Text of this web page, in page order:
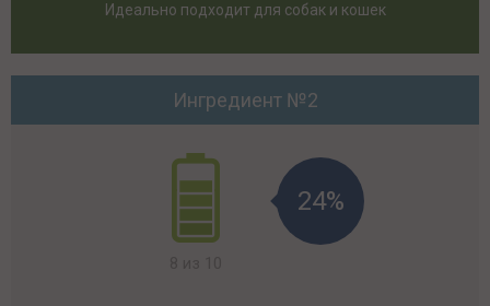
Идеально подходит для собак и кошек
Ингредиент №2
24%